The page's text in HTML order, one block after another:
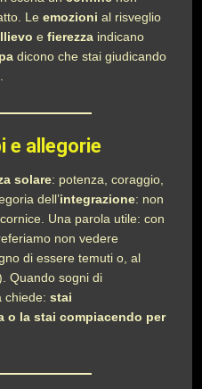
Leemozioni al risveglio
efierezza indicano
dicono che stai giudicando
e allegorie
solare: potenza, coraggio,
dell’integrazione: non
Una parola utile: con
non vedere
di essere temuti o, al
Quando sogni di
chiede:stai
o la stai compiacendo per